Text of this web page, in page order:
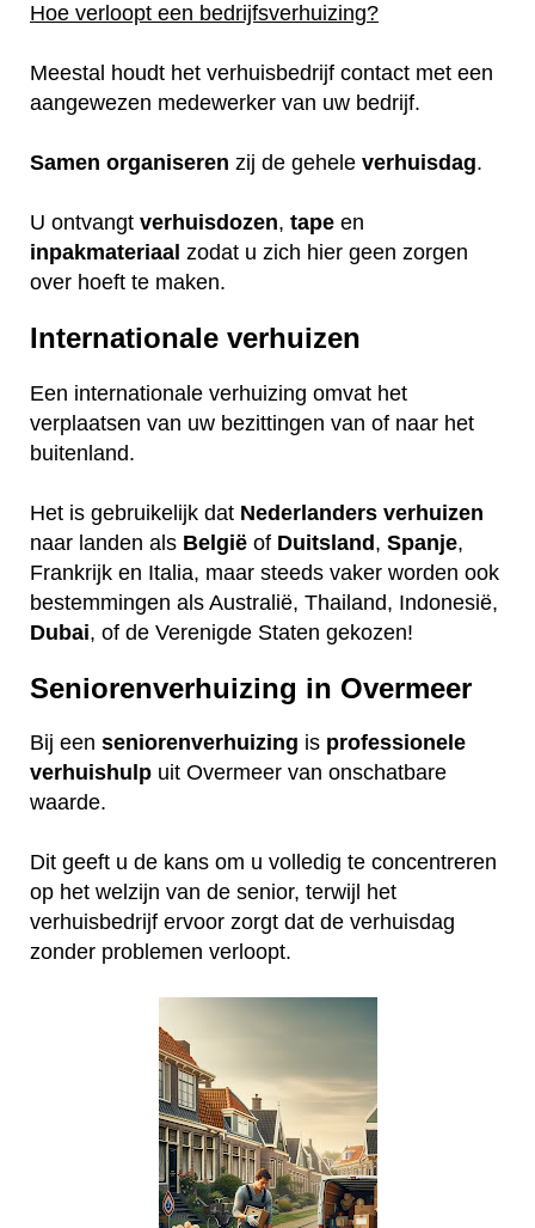
Hoe verloopt een bedrijfsverhuizing?
Meestal houdt het verhuisbedrijf contact met een
aangewezen medewerker van uw bedrijf.
Samen organiseren zij de gehele verhuisdag.
U ontvangt verhuisdozen, tape en
inpakmateriaal zodat u zich hier geen zorgen
over hoeft te maken.
Internationale verhuizen
Een internationale verhuizing omvat het
verplaatsen van uw bezittingen van of naar het
buitenland.
Het is gebruikelijk dat Nederlanders verhuizen
naar landen als België of Duitsland, Spanje,
Frankrijk en Italia, maar steeds vaker worden ook
bestemmingen als Australië, Thailand, Indonesië,
Dubai, of de Verenigde Staten gekozen!
Seniorenverhuizing in Overmeer
Bij een seniorenverhuizing is professionele
verhuishulp uit Overmeer van onschatbare
waarde.
Dit geeft u de kans om u volledig te concentreren
op het welzijn van de senior, terwijl het
verhuisbedrijf ervoor zorgt dat de verhuisdag
zonder problemen verloopt.